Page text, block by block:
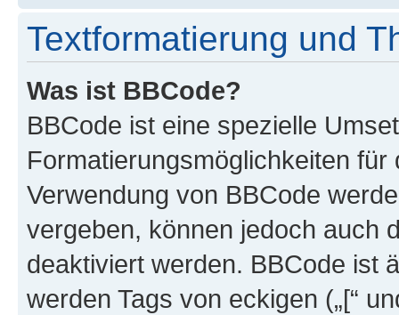
Textformatierung und
Was ist BBCode?
BBCode ist eine spezielle
Formatierungsmöglichkeiten
Verwendung von BBCode
vergeben, können jedoch auch
deaktiviert werden. BBCode ist
werden Tags von eckigen („[“